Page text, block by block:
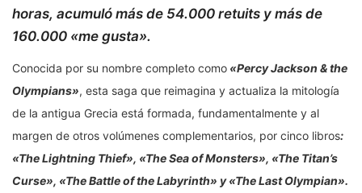
horas, acumuló más de 54.000 retuits y más de
160.000 «me gusta».
Conocida por su nombre completo como «Percy Jackson & the
Olympians», esta saga que reimagina y actualiza la mitología
de la antigua Grecia está formada, fundamentalmente y al
margen de otros volúmenes complementarios, por cinco libros:
«The Lightning Thief», «The Sea of Monsters», «The Titan’s
Curse», «The Battle of the Labyrinth» y «The Last Olympian».